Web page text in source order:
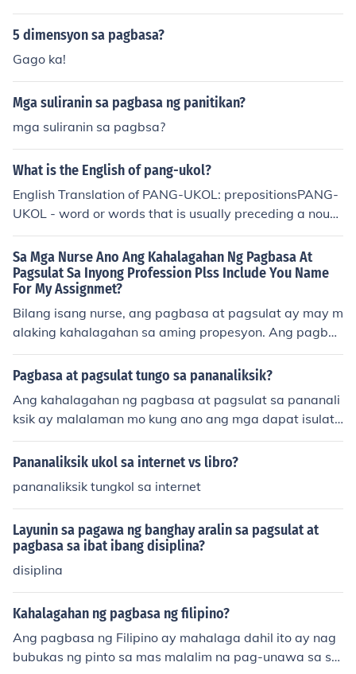
5 dimensyon sa pagbasa?
Gago ka!
Mga suliranin sa pagbasa ng panitikan?
mga suliranin sa pagbsa?
What is the English of pang-ukol?
English Translation of PANG-UKOL: prepositionsPANG-
UKOL - word or words that is usually preceding a noun
or pronoun giving a relation to another word/s in the sen
tence.The Pang-ukol are : ni/nina, kay/kina, laban kay, la
ban sa, ayon kay, ayon sa, para kay, para sa, tungkol k
ay/ ukol kay, tungkol sa/ ukol sa, hinggil kay, hinggil sa,
alinsunod kay, alinsunod saEXAMPLES:1. ni lolo2. nina L
iza, Anna at Olib3. laban kay Arroyo4. laban sa panini
ulat7. para kay Aling Haidi8. para sa ikauunlad ng bay
an
Sa Mga Nurse Ano Ang Kahalagahan Ng Pagbasa At
Pagsulat Sa Inyong Profession Plss Include You Name
For My Assignmet?
Bilang isang nurse, ang pagbasa at pagsulat ay may m
alaking kahalagahan sa aming propesyon. Ang pagbas
a ay tumutulong sa amin na maunawaan ang mga med
ical records, protocols, at mga bagong impormasyon uk
ga sa tamang dokumentasyon ng mga pasyente, na na
gsisiguro ng maayos na komunikasyon sa mga kasama
han at nagbibigay ng batayan para sa mga desisyon s
a pangangalaga. Sa kabuuan, ang mga kasanayang it
o ay nakakatulong upang mapabuti ang kalidad ng pan
Pagbasa at pagsulat tungo sa pananaliksik?
Ang kahalagahan ng pagbasa at pagsulat sa pananali
ksik ay malalaman mo kung ano ang mga dapat isulat
sa iyong sanaysay. hahahaha :P
Pananaliksik ukol sa internet vs libro?
pananaliksik tungkol sa internet
Layunin sa pagawa ng banghay aralin sa pagsulat at
pagbasa sa ibat ibang disiplina?
disiplina
Kahalagahan ng pagbasa ng filipino?
Ang pagbasa ng Filipino ay mahalaga dahil ito ay nag
bubukas ng pinto sa mas malalim na pag-unawa sa sa